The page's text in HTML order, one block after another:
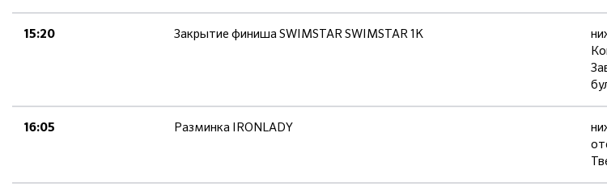
15:20 Закрытие финиша SWIMSTAR SWIMSTAR 1K
16:05 Разминка IRONLADY